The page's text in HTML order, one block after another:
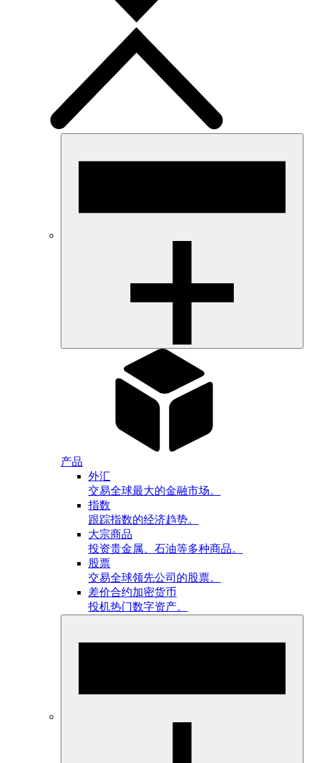
产品
外汇
交易全球最大的金融市场。
指数
跟踪指数的经济趋势。
大宗商品
投资贵金属、石油等多种商品。
股票
交易全球领先公司的股票。
差价合约加密货币
投机热门数字资产。